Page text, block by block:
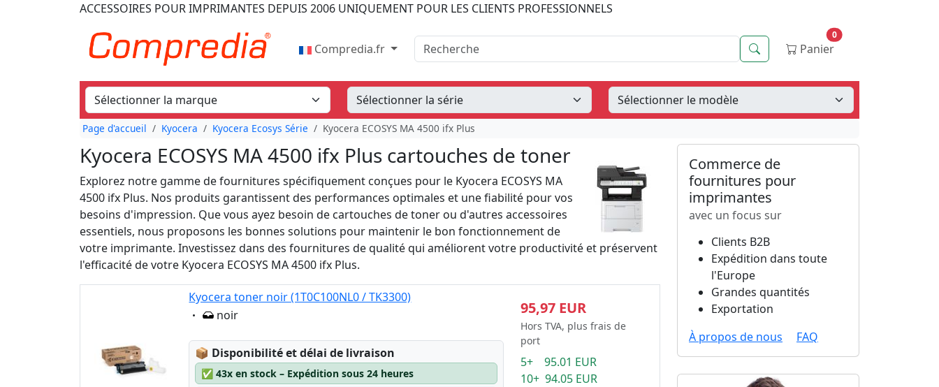
ACCESSOIRES POUR IMPRIMANTES DEPUIS 2006 UNIQUEMENT POUR LES CLIENTS PROFESSIONNELS
Compredia.fr Recherche RecherchePanier
0
Page d'accueil Kyocera Kyocera Ecosys Série Kyocera ECOSYS MA 4500 ifx Plus
Kyocera ECOSYS MA 4500 ifx Plus cartouches de toner
Explorez notre gamme de fournitures spécifiquement conçues pour le Kyocera ECOSYS MA
4500 ifx Plus. Nos produits garantissent des performances optimales et une fiabilité pour vos
besoins d'impression. Que vous ayez besoin de cartouches de toner ou d'autres accessoires
essentiels, nous proposons les bonnes solutions pour maintenir le bon fonctionnement de
votre imprimante. Investissez dans des fournitures de qualité qui améliorent votre productivité et préservent
l'efficacité de votre Kyocera ECOSYS MA 4500 ifx Plus.
Kyocera toner noir (1T0C100NL0 / TK3300)
Eigenschaft:
noir
📦 Lagerstatus:
Disponibilité et délai de livraison
✅ 43x en stock – Expédition sous 24 heures
95,97 EUR
Hors TVA, plus frais de
port
5+ 95.01 EUR
10+ 94.05 EUR
Commerce de
fournitures pour
imprimantes
avec un focus sur
Clients B2B
Expédition dans toute
l'Europe
Grandes quantités
Exportation
À propos de nous
FAQ